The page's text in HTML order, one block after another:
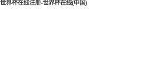
世界杯在线注册-世界杯在线(中国)